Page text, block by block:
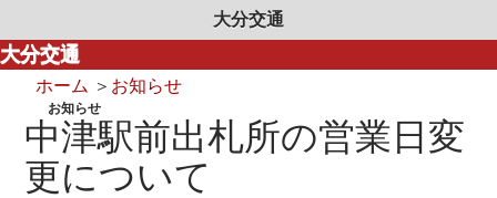
大分交通
大分交通
ホーム ＞ お知らせ
お知らせ
中津駅前出札所の営業日変
更について